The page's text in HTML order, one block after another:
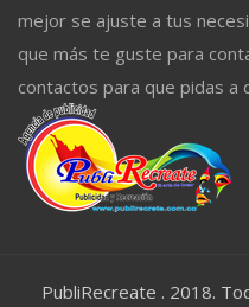
mejor se ajuste a tus
que más te guste para
contactos para que pidas a
PubliRecreate . 2018.